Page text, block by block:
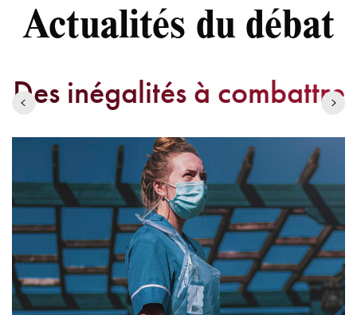
Actualités du débat
Des inégalités à combattre